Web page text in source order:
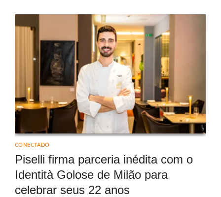
CONECTADO
Piselli firma parceria inédita com o
Identità Golose de Milão para
celebrar seus 22 anos